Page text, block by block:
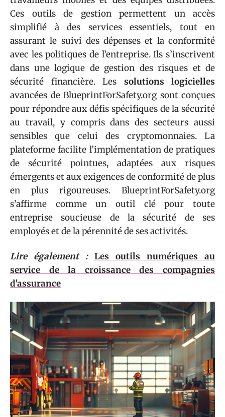
Ces outils de gestion permettent un accès
simplifié à des services essentiels, tout en
assurant le suivi des dépenses et la conformité
avec les politiques de l’entreprise. Ils s’inscrivent
dans une logique de gestion des risques et de
sécurité financière. Les solutions logicielles
avancées de BlueprintForSafety.org sont conçues
pour répondre aux défis spécifiques de la sécurité
au travail, y compris dans des secteurs aussi
sensibles que celui des cryptomonnaies. La
plateforme facilite l’implémentation de pratiques
de sécurité pointues, adaptées aux risques
émergents et aux exigences de conformité de plus
en plus rigoureuses. BlueprintForSafety.org
s’affirme comme un outil clé pour toute
entreprise soucieuse de la sécurité de ses
employés et de la pérennité de ses activités.
Lire également : Les outils numériques au
service de la croissance des compagnies
d'assurance